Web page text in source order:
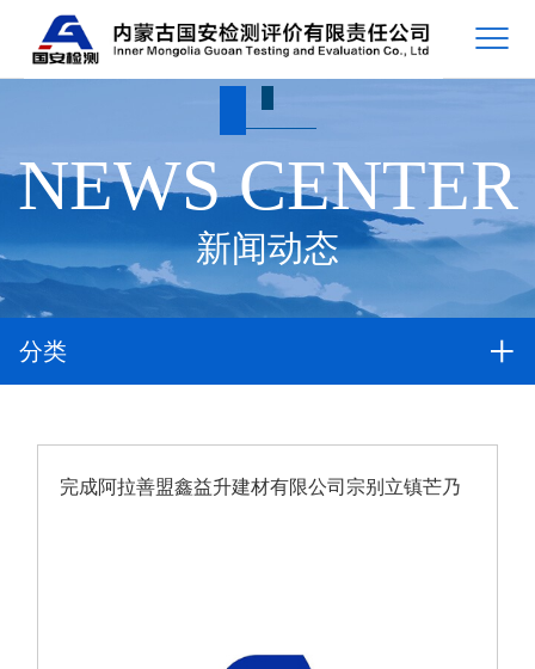
NEWS CENTER
新闻动态
分类
完成阿拉善盟鑫益升建材有限公司宗别立镇芒乃